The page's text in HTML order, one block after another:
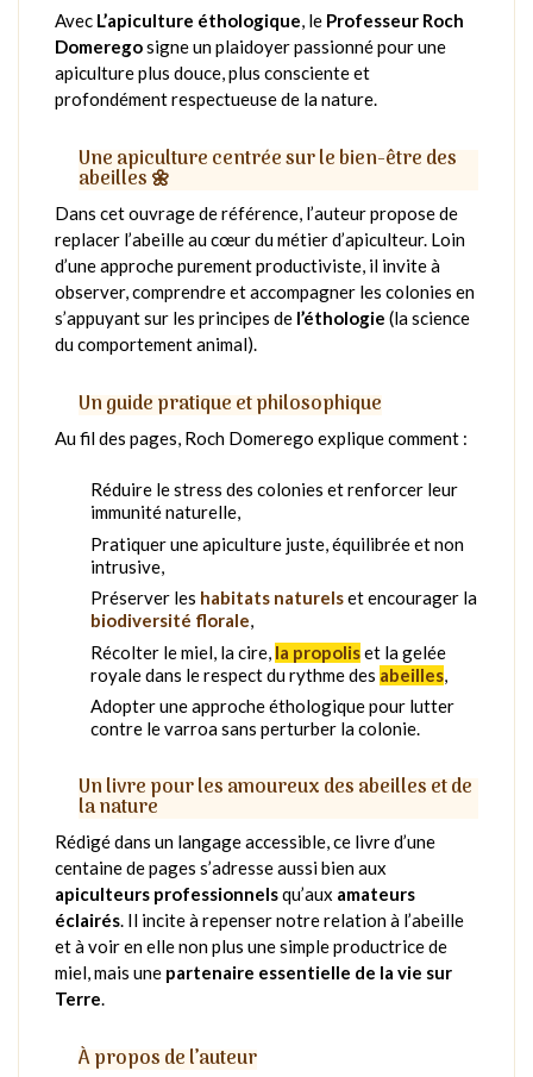
Avec L’apiculture éthologique, le Professeur Roch
Domeregosigne un plaidoyer passionné pour une
apiculture plus douce, plus consciente et
profondément respectueuse de la nature.
Une apiculture centrée sur le bien-être des
abeilles 🌼
Dans cet ouvrage de référence, l’auteur propose de
replacer l’abeille au cœur du métier d’apiculteur. Loin
d’une approche purement productiviste, il invite à
observer, comprendre et accompagner les colonies en
s’appuyant sur les principes de l’éthologie (la science
du comportement animal).
Un guide pratique et philosophique
Au fil des pages, Roch Domerego explique comment :
Réduire le stress des colonies et renforcer leur
immunité naturelle,
Pratiquer une apiculture juste, équilibrée et non
intrusive,
Préserver les habitats naturelset encourager la
biodiversité florale,
Récolter le miel, la cire, la propoliset la gelée
royale dans le respect du rythme des abeilles,
Adopter une approche éthologique pour lutter
contre le varroa sans perturber la colonie.
Un livre pour les amoureux des abeilles et de
la nature
Rédigé dans un langage accessible, ce livre d’une
centaine de pages s’adresse aussi bien aux
apiculteurs professionnelsqu’aux amateurs
éclairés. Il incite à repenser notre relation à l’abeille
et à voir en elle non plus une simple productrice de
miel, mais une partenaire essentielle de la vie sur
Terre.
À propos de l’auteur